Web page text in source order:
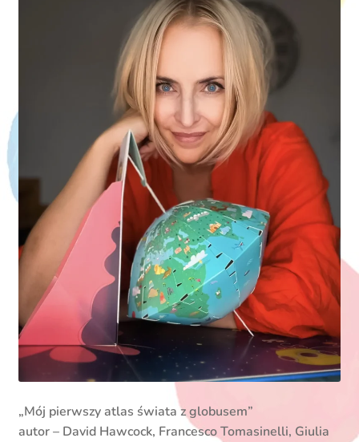
„Mój pierwszy atlas świata z globusem”
autor – David Hawcock, Francesco Tomasinelli, Giulia